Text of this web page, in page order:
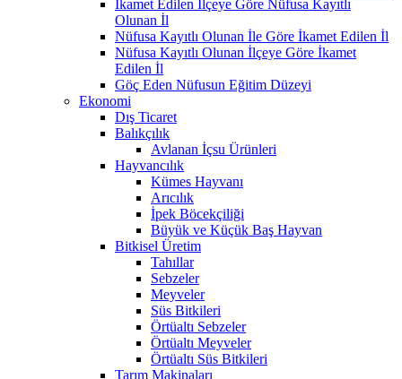
İkamet Edilen İlçeye Göre Nüfusa Kayıtlı
Olunan İl
Nüfusa Kayıtlı Olunan İle Göre İkamet Edilen İl
Nüfusa Kayıtlı Olunan İlçeye Göre İkamet
Edilen İl
Göç Eden Nüfusun Eğitim Düzeyi
Ekonomi
Dış Ticaret
Balıkçılık
Avlanan İçsu Ürünleri
Hayvancılık
Kümes Hayvanı
Arıcılık
İpek Böcekçiliği
Büyük ve Küçük Baş Hayvan
Bitkisel Üretim
Tahıllar
Sebzeler
Meyveler
Süs Bitkileri
Örtüaltı Sebzeler
Örtüaltı Meyveler
Örtüaltı Süs Bitkileri
Tarım Makinaları